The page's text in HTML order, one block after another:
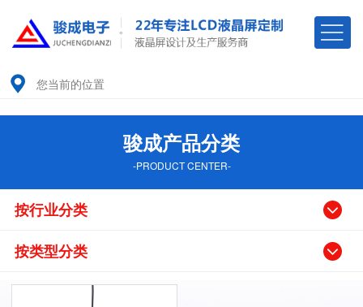
您当前的位置
骏成产品分类
-PRODUCT CENTER-
按行业分类
按类型分类